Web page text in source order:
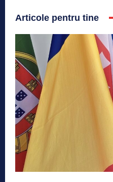
Articole pentru tine